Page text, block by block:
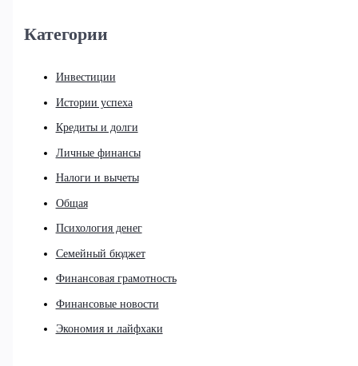
Категории
Инвестиции
Истории успеха
Кредиты и долги
Личные финансы
Налоги и вычеты
Общая
Психология денег
Семейный бюджет
Финансовая грамотность
Финансовые новости
Экономия и лайфхаки